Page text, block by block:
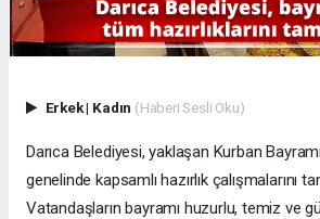
Erkek| Kadın (Haberi Sesli Oku)
Darıca Belediyesi, yaklaşan Kurban
genelinde kapsamlı hazırlık çalışmalarını
Vatandaşların bayramı huzurlu, temiz ve